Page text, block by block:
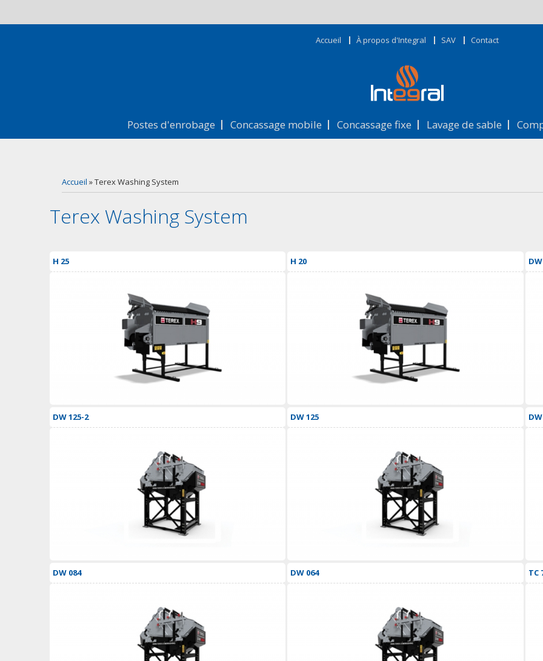
Accueil À propos d'Integral SAV Contact
Postes d'enrobage Concassage mobile Concassage fixe Lavage de sable
Vous êtes ici
Accueil » Terex Washing System
Terex Washing System
H 25 H 20
DW 125-2 DW 125
DW 084 DW 064 TC